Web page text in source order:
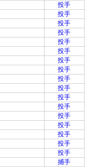
投手
投手
投手
投手
投手
投手
投手
投手
投手
投手
投手
投手
投手
投手
投手
投手
投手
捕手